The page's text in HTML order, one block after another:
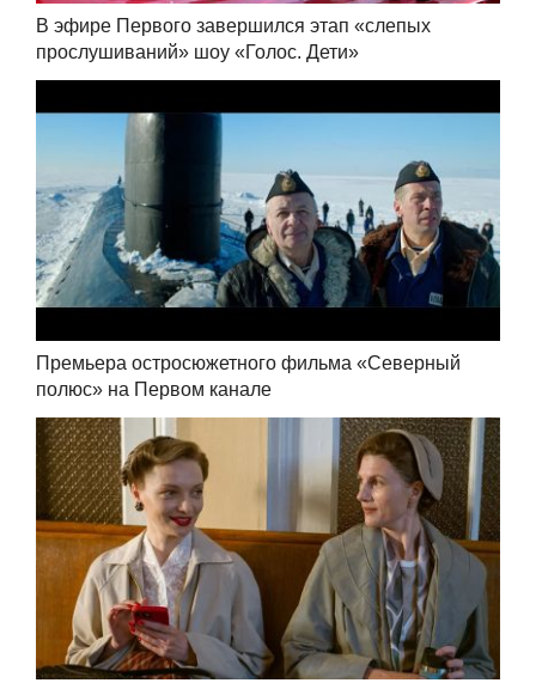
В эфире Первого завершился этап «слепых
прослушиваний» шоу «Голос. Дети»
Премьера остросюжетного фильма «Северный
полюс» на Первом канале